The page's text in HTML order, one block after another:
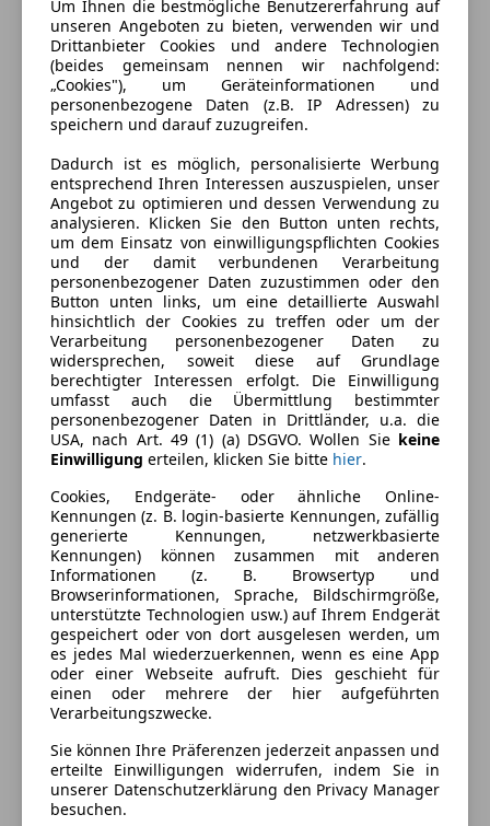
Energieverbrauch
Anderer Energieträger
Strom
CO₂-Emissionen
112 g/km (komb.)
Ausstattung
Komfort
3-Zonen-Klimaautomatik
Armlehne
Beheizbares Lenkrad
Berganfahrassistent
Einparkhilfe
Einparkhilfe Rückfahrkamera
Lederlenkrad
Lichtsensor
Lordosenstütze
Multifunktionslenkrad
Regensensor
Sitzheizung
Tempomat
Unterhaltung/Media
Induktionsladen für Smartphones
Radio
Sicherheit
Mehr anzeigen
Farbe und Innenausstattung
Außenfarbe
Silber
Farbe laut Hersteller
Shimmering Silver /
Farbe der
Innenausstattung
Schwarz
Fahrzeugbeschreibung
Toyota Yaris Cross GR – Sportlicher Hybrid-SUV jetzt
im Autohaus Sapper in Zeltweg!
Technologie und echtes GR-Feeling – der Toyota Yaris
Cross GR vereint sportliche Performance mit
maximaler Alltagstauglichkeit.
Um Ihnen die bestmögliche Benutzererfahrung auf
unseren Angeboten zu bieten, verwenden wir und
Drittanbieter Cookies und andere Technologien
(beides gemeinsam nennen wir nachfolgend:
„Cookies"), um Geräteinformationen und
personenbezogene Daten (z.B. IP Adressen) zu
speichern und darauf zuzugreifen.
Dadurch ist es möglich, personalisierte Werbung
entsprechend Ihren Interessen auszuspielen, unser
Angebot zu optimieren und dessen Verwendung zu
analysieren. Klicken Sie den Button unten rechts,
um dem Einsatz von einwilligungspflichten Cookies
und der damit verbundenen Verarbeitung
personenbezogener Daten zuzustimmen oder den
Button unten links, um eine detaillierte Auswahl
hinsichtlich der Cookies zu treffen oder um der
Verarbeitung personenbezogener Daten zu
widersprechen, soweit diese auf Grundlage
berechtigter Interessen erfolgt. Die Einwilligung
umfasst auch die Übermittlung bestimmter
personenbezogener Daten in Drittländer, u.a. die
USA, nach Art. 49 (1) (a) DSGVO. Wollen Sie keine
Einwilligung erteilen, klicken Sie bitte hier.
Cookies, Endgeräte- oder ähnliche Online-
Kennungen (z. B. login-basierte Kennungen, zufällig
generierte Kennungen, netzwerkbasierte
Kennungen) können zusammen mit anderen
Informationen (z. B. Browsertyp und
Browserinformationen, Sprache, Bildschirmgröße,
unterstützte Technologien usw.) auf Ihrem Endgerät
gespeichert oder von dort ausgelesen werden, um
es jedes Mal wiederzuerkennen, wenn es eine App
oder einer Webseite aufruft. Dies geschieht für
einen oder mehrere der hier aufgeführten
Verarbeitungszwecke.
Sie können Ihre Präferenzen jederzeit anpassen und
erteilte Einwilligungen widerrufen, indem Sie in
unserer Datenschutzerklärung den Privacy Manager
besuchen.